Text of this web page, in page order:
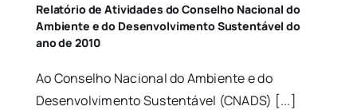
Relatório de Atividades do Conselho Nacional do
Ambiente e do Desenvolvimento Sustentável do
ano de 2010
Ao Conselho Nacional do Ambiente e do
Desenvolvimento Sustentável (CNADS) [...]